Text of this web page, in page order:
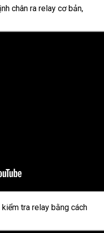
chân ra relay cơ bản,
tra relay bằng cách